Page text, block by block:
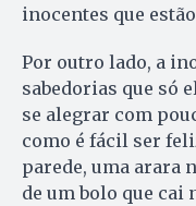
inocentes que
Por outro lado, a
sabedorias que só
se alegrar com
como é fácil ser
parede, uma arara
de um bolo que cai